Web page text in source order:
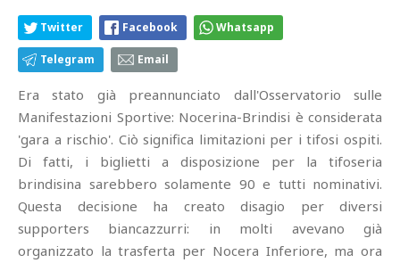
Twitter Facebook Whatsapp
Telegram Email
Era stato già preannunciato dall'Osservatorio sulle
Manifestazioni Sportive: Nocerina-Brindisi è considerata
'gara a rischio'. Ciò significa limitazioni per i tifosi ospiti.
Di fatti, i biglietti a disposizione per la tifoseria
brindisina sarebbero solamente 90 e tutti nominativi.
Questa decisione ha creato disagio per diversi
supporters biancazzurri: in molti avevano già
organizzato la trasferta per Nocera Inferiore, ma ora